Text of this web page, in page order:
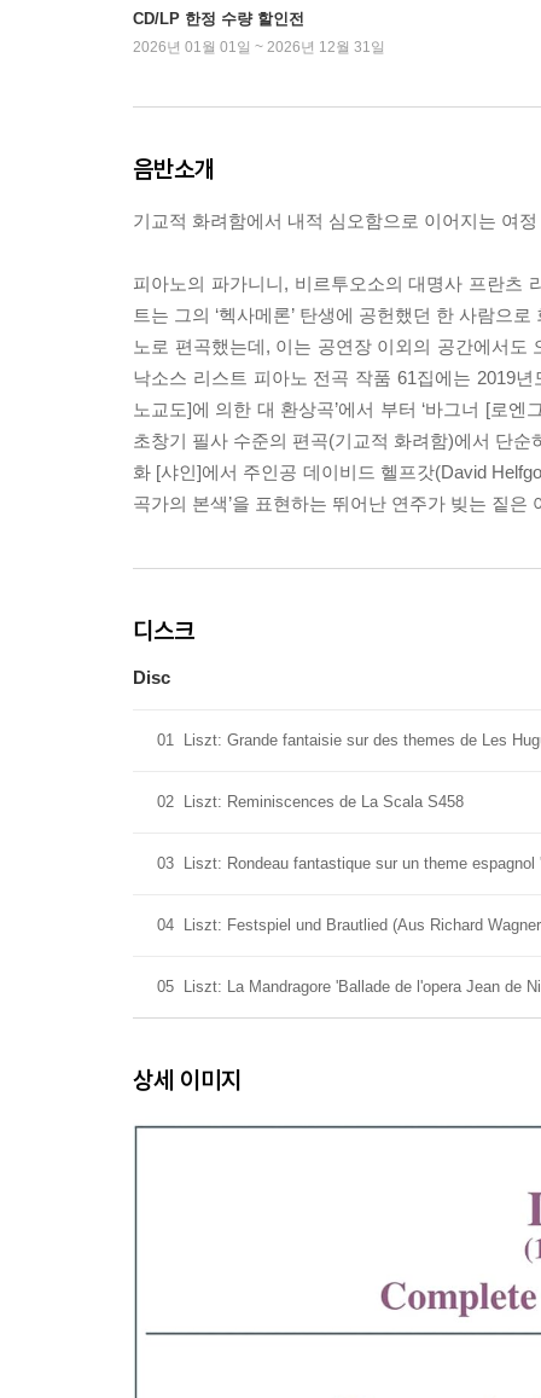
CD/LP 한정 수량 할인전
2026년 01월 01일 ~ 2026년 12월 31일
음반소개
기교적 화려함에서 내적 심오함으로 이어지는 여정
피아노의 파가니니, 비르투오소의 대명사 프란츠
트는 그의 ‘헥사메론’ 탄생에 공헌했던 한 사람으
노로 편곡했는데, 이는 공연장 이외의 공간에서
낙소스 리스트 피아노 전곡 작품 61집에는 2019
노교도]에 의한 대 환상곡’에서 부터 ‘바그너 [로
초창기 필사 수준의 편곡(기교적 화려함)에서 단
화 [샤인]에서 주인공 데이비드 헬프갓(David
곡가의 본색’을 표현하는 뛰어난 연주가 빚는 짙은
디스크
Disc
01 Liszt: Grande fantaisie sur des themes de Les
02 Liszt: Reminiscences de La Scala S458
03 Liszt: Rondeau fantastique sur un theme
04 Liszt: Festspiel und Brautlied (Aus Richard
05 Liszt: La Mandragore 'Ballade de l'opera Jean de
상세 이미지